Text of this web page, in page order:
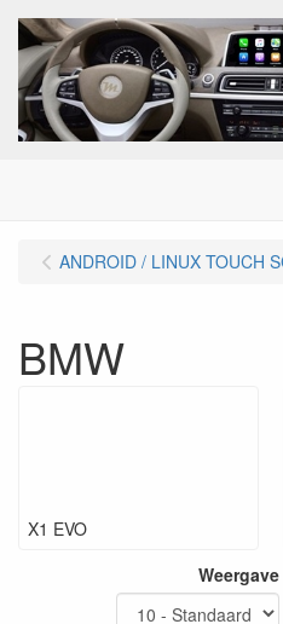
ANDROID / LINUX TOUCH
BMW
X1 EVO
Weergave